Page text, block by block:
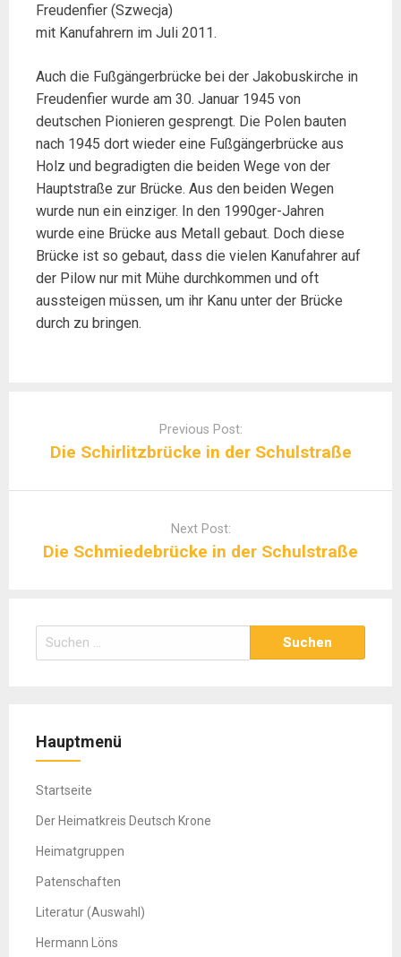
Freudenfier (Szwecja)
mit Kanufahrern im Juli 2011.
Auch die Fußgängerbrücke bei der Jakobuskirche in
Freudenfier wurde am 30. Januar 1945 von
deutschen Pionieren gesprengt. Die Polen bauten
nach 1945 dort wieder eine Fußgängerbrücke aus
Holz und begradigten die beiden Wege von der
Hauptstraße zur Brücke. Aus den beiden Wegen
wurde nun ein einziger. In den 1990ger-Jahren
wurde eine Brücke aus Metall gebaut. Doch diese
Brücke ist so gebaut, dass die vielen Kanufahrer auf
der Pilow nur mit Mühe durchkommen und oft
aussteigen müssen, um ihr Kanu unter der Brücke
durch zu bringen.
Previous Post:
Die Schirlitzbrücke in der Schulstraße
Next Post:
Die Schmiedebrücke in der Schulstraße
Suchen
nach:
Hauptmenü
Startseite
Der Heimatkreis Deutsch Krone
Heimatgruppen
Patenschaften
Literatur (Auswahl)
Hermann Löns